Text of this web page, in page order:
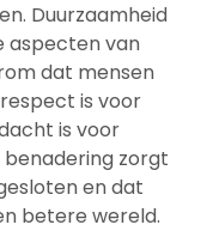
Duurzaamheid
aspecten van
dat mensen
is voor
is voor
benadering zorgt
en dat
betere wereld.